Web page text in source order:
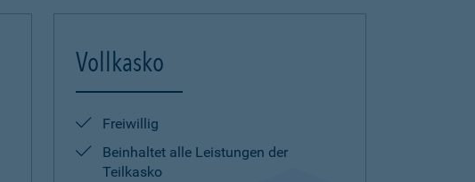
Vollkasko
Freiwillig
Beinhaltet alle Leistungen der
Teilkasko